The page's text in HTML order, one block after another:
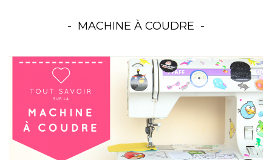
MACHINE À COUDRE